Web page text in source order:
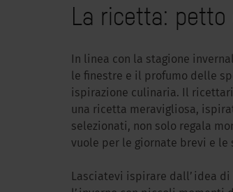
La ricetta: petto
In linea con la stagione
le finestre e il profumo delle
ispirazione culinaria. Il
una ricetta meravigliosa,
selezionati, non solo regala
vuole per le giornate brevi e le
Lasciatevi ispirare dall’idea